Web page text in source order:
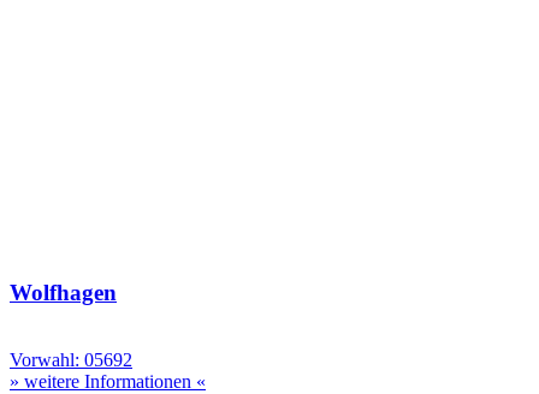
Wolfhagen
Vorwahl: 05692
» weitere Informationen «